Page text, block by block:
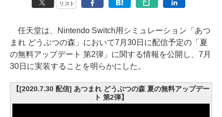
リスト
任天堂は、Nintendo Switch用シミュレーション「あつ
まれ どうぶつの森」において7月30日に配信予定の「夏
の無料アップデート 第2弾」に関する情報を公開し、7月
30日に実装することを明らかにした。
【[2020.7.30 配信] あつまれ どうぶつの森 夏の無料アップデー
ト 第2弾】